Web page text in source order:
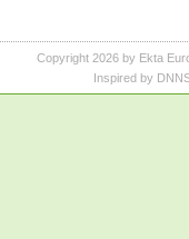
Copyright 2026 by Ekta
Inspired by